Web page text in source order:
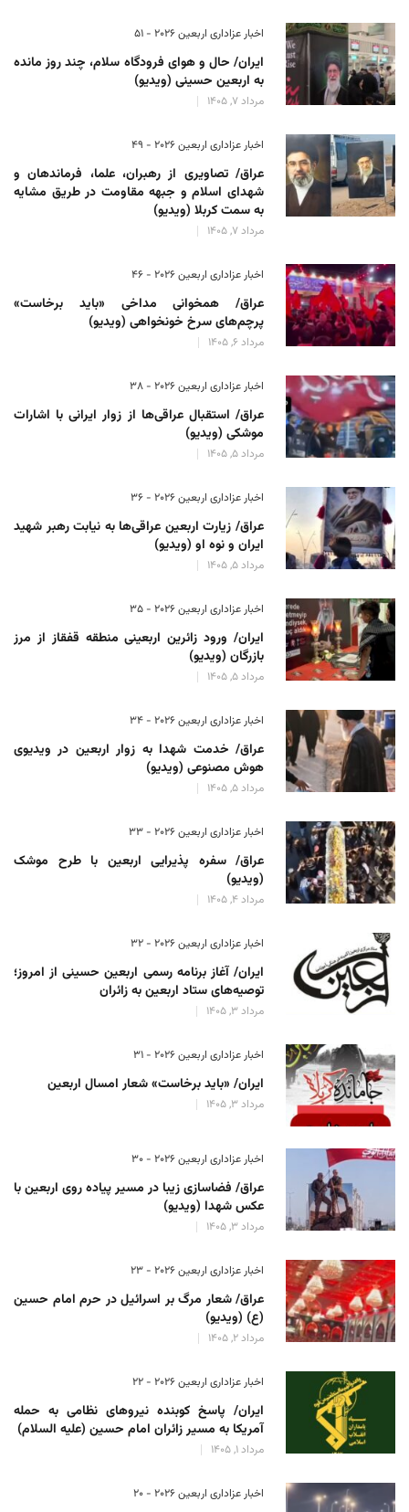
اخبار عزاداری اربعین ۲۰۲۶ - 51
ایران/ حال و هوای فرودگاه سلام، چند روز مانده
به اربعین حسینی (ویدیو)
مرداد 7, 1405
اخبار عزاداری اربعین ۲۰۲۶ - 49
عراق/ تصاویری از رهبران، علما، فرماندهان و
شهدای اسلام و جبهه مقاومت در طریق مشایه
به سمت کربلا (ویدیو)
مرداد 7, 1405
اخبار عزاداری اربعین ۲۰۲۶ - 46
عراق/ همخوانی مداخی «باید برخاست»
پرچم‌های سرخ خونخواهی (ویدیو)
مرداد 6, 1405
اخبار عزاداری اربعین ۲۰۲۶ - 38
عراق/ استقبال عراقی‌ها از زوار ایرانی با اشارات
موشکی (ویدیو)
مرداد 5, 1405
اخبار عزاداری اربعین ۲۰۲۶ - 36
عراق/ زیارت اربعین عراقی‌ها به نیابت رهبر شهید
ایران و نوه او (ویدیو)
مرداد 5, 1405
اخبار عزاداری اربعین ۲۰۲۶ - 35
ایران/ ورود زائرین اربعینی منطقه قفقاز از مرز
بازرگان (ویدیو)
مرداد 5, 1405
اخبار عزاداری اربعین ۲۰۲۶ - 34
عراق/ خدمت شهدا به زوار اربعین در ویدیوی
هوش مصنوعی (ویدیو)
مرداد 5, 1405
اخبار عزاداری اربعین ۲۰۲۶ - 33
عراق/ سفره پذیرایی اربعین با طرح موشک
(ویدیو)
مرداد 4, 1405
اخبار عزاداری اربعین ۲۰۲۶ - 32
ایران/ آغاز برنامه رسمی اربعین حسینی از امروز؛
توصیه‌های ستاد اربعین به زائران
مرداد 3, 1405
اخبار عزاداری اربعین ۲۰۲۶ - 31
ایران/ «باید برخاست» شعار امسال اربعین
مرداد 3, 1405
اخبار عزاداری اربعین ۲۰۲۶ - 30
عراق/ فضاسازی زیبا در مسیر پیاده روی اربعین با
عکس شهدا (ویدیو)
مرداد 3, 1405
اخبار عزاداری اربعین ۲۰۲۶ - 23
عراق/ شعار مرگ بر اسرائیل در حرم امام حسین
(ع) (ویدیو)
مرداد 2, 1405
اخبار عزاداری اربعین ۲۰۲۶ - 22
ایران/ پاسخ کوبنده نیروهای نظامی به حمله
آمریکا به مسیر زائران امام حسین (علیه السلام)
مرداد 1, 1405
اخبار عزاداری اربعین ۲۰۲۶ - 20